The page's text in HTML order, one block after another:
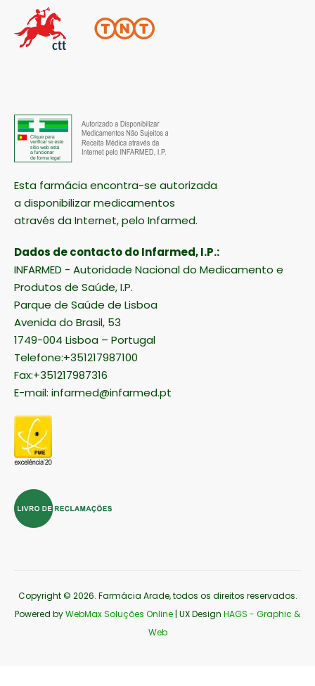
Esta farmácia encontra-se autorizada
a disponibilizar medicamentos
através da Internet, pelo Infarmed.
Dados de contacto do Infarmed, I.P.:
INFARMED - Autoridade Nacional do Medicamento e
Produtos de Saúde, I.P.
Parque de Saúde de Lisboa
Avenida do Brasil, 53
1749-004 Lisboa – Portugal
Telefone:+351217987100
Fax:+351217987316
E-mail: infarmed@infarmed.pt
Copyright © 2026. Farmácia Arade, todos os direitos reservados.
Powered byWebMax Soluções Online | UX Design HAGS - Graphic &
Web